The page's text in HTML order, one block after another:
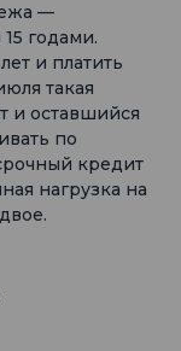
—
годами.
и платить
такая
и оставшийся
по
кредит
нагрузка на